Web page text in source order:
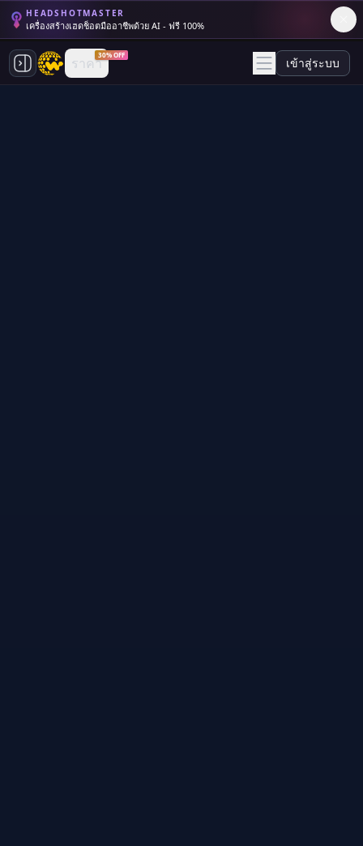
HEADSHOTMASTER
เครื่องสร้างเฮดช็อตมืออาชีพด้วย AI - ฟรี 100%
ราคา30% OFF
เข้าสู่ระบบ